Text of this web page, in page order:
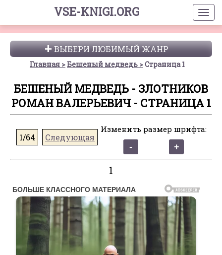
VSE-KNIGI.ORG
ВЫБЕРИ ЛЮБИМЫЙ ЖАНР
Главная Бешеный медведь Страница 1
БЕШЕНЫЙ МЕДВЕДЬ - ЗЛОТНИКОВ
РОМАН ВАЛЕРЬЕВИЧ - СТРАНИЦА 1
1/64 Следующая
Изменить размер шрифта:
1